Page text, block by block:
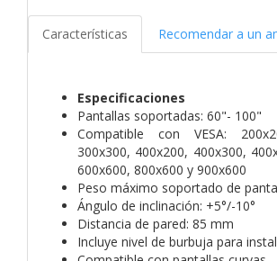
Características Recomendar a un
Especificaciones
Pantallas soportadas: 60"- 100"
Compatible con VESA:
300x300, 400x200, 400x300,
600x600, 800x600 y 900x600
Peso máximo soportado de
Ángulo de inclinación: +5°/-10°
Distancia de pared: 85 mm
Incluye nivel de burbuja para